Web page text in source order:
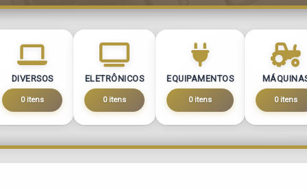
DIVERSOS
0 itens
ELETRÔNICOS
0 itens
EQUIPAMENTOS
0 itens 0 itens